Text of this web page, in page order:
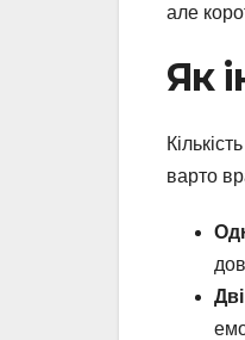
але
Як
варто